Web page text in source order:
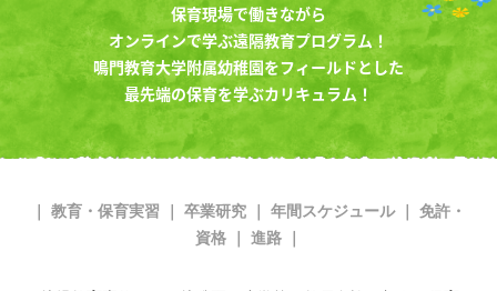
保育現場で働きながら
オンラインで学ぶ遠隔教育プログラム！
鳴門教育大学附属幼稚園をフィールドとした
最先端の保育を学ぶカリキュラム！
｜ 教育・保育実習 ｜ 卒業研究 ｜ 年間スケジュール｜ 免許・
資格 ｜ 進路 ｜